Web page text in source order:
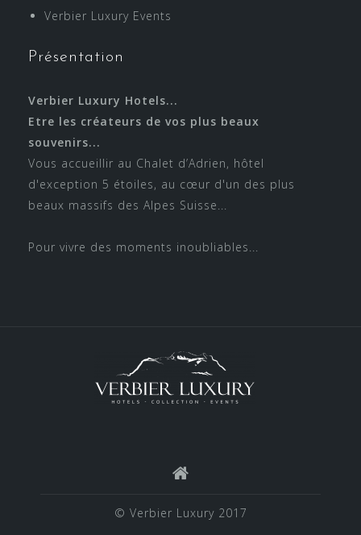
Verbier Luxury Events
Présentation
Verbier Luxury Hotels...
Etre les créateurs de vos plus beaux
souvenirs...
Vous accueillir au Chalet d’Adrien, hôtel
d'exception 5 étoiles, au cœur d'un des plus
beaux massifs des Alpes Suisse...
Pour vivre des moments inoubliables...
© Verbier Luxury 2017